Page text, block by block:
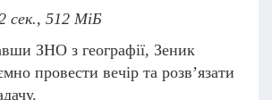
сек., 512 МіБ
ЗНО з географії, Зеник
провести вечір та розв’язати